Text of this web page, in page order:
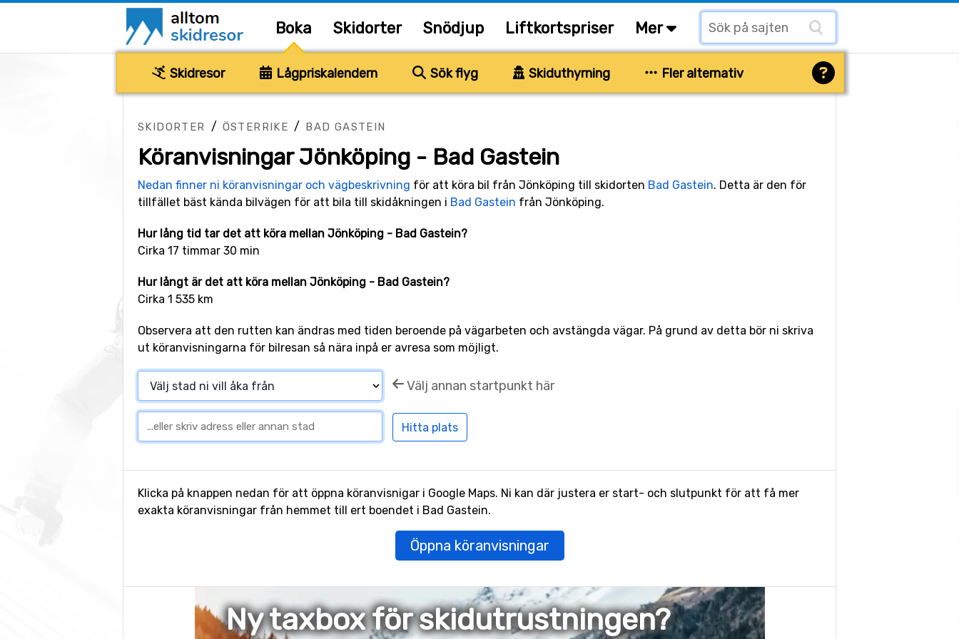
Boka Skidorter Snödjup Liftkortspriser Mer
Skidresor Lågpriskalendern Sök flyg Skiduthyrning Fler alternativ
SKIDORTER / ÖSTERRIKE / BAD GASTEIN
Köranvisningar Jönköping - Bad Gastein
Nedan finner ni köranvisningar och vägbeskrivning för att köra bil från Jönköping till skidorten Bad Gastein. Detta är den för
tillfället bäst kända bilvägen för att bila till skidåkningen i Bad Gastein från Jönköping.
Hur lång tid tar det att köra mellan Jönköping - Bad Gastein?
Cirka 17 timmar 30 min
Hur långt är det att köra mellan Jönköping - Bad Gastein?
Cirka 1 535 km
Observera att den rutten kan ändras med tiden beroende på vägarbeten och avstängda vägar. På grund av detta bör ni skriva
ut köranvisningarna för bilresan så nära inpå er avresa som möjligt.
Välj annan startpunkt här
Klicka på knappen nedan för att öppna köranvisnigar i Google Maps. Ni kan där justera er start- och slutpunkt för att få mer
exakta köranvisningar från hemmet till ert boendet i Bad Gastein.
Öppna köranvisningar
Ny taxbox för skidutrustningen?